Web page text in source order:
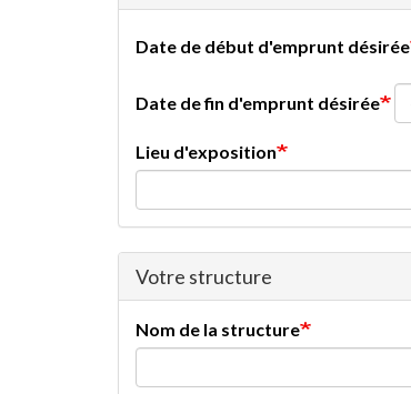
Date de début d'emprunt désirée
Date de fin d'emprunt désirée
Lieu d'exposition
Votre structure
Nom de la structure